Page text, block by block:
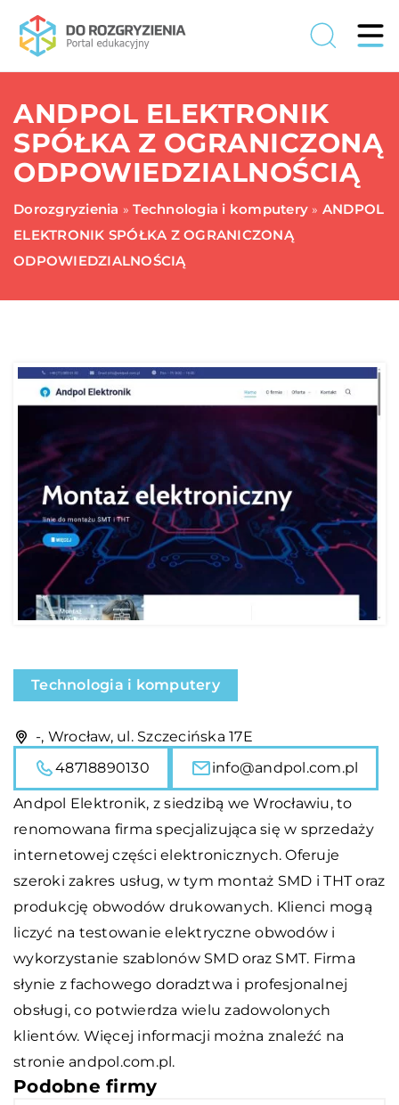
ANDPOL ELEKTRONIK
SPÓŁKA Z OGRANICZONĄ
ODPOWIEDZIALNOŚCIĄ
Dorozgryzienia »Technologia i komputery » ANDPOL
ELEKTRONIK SPÓŁKA Z OGRANICZONĄ
ODPOWIEDZIALNOŚCIĄ
Technologia i komputery
-, Wrocław, ul. Szczecińska 17E
48718890130
info@andpol.com.pl
Andpol Elektronik, z siedzibą we Wrocławiu, to
renomowana firma specjalizująca się w sprzedaży
internetowej części elektronicznych. Oferuje
szeroki zakres usług, w tym montaż SMD i THT oraz
produkcję obwodów drukowanych. Klienci mogą
liczyć na testowanie elektryczne obwodów i
wykorzystanie szablonów SMD oraz SMT. Firma
słynie z fachowego doradztwa i profesjonalnej
obsługi, co potwierdza wielu zadowolonych
klientów. Więcej informacji można znaleźć na
stronie andpol.com.pl.
Podobne firmy